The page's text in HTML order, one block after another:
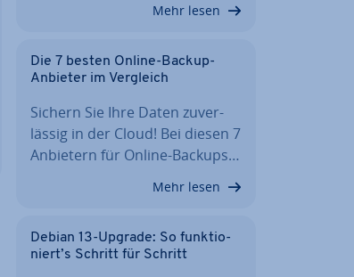
Mehr lesen
Die 7 besten Online-Backup-
Anbieter im Vergleich
Sichern Sie Ihre Daten zu­ver­
läs­sig in der Cloud! Bei diesen 7
Anbietern für Online-Backups…
Mehr lesen
Debian 13-Upgrade: So funk­tio­
niert’s Schritt für Schritt